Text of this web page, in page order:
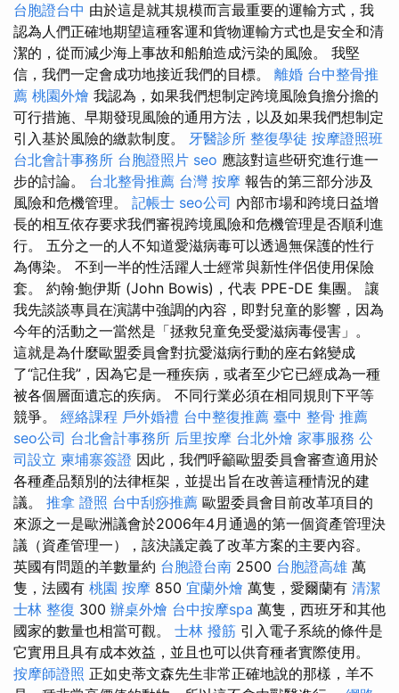
台胞證台中 由於這是就其規模而言最重要的運輸方式，我
認為人們正確地期望這種客運和貨物運輸方式也是安全和清
潔的，從而減少海上事故和船舶造成污染的風險。 我堅
信，我們一定會成功地接近我們的目標。 離婚 台中整骨推
薦 桃園外燴 我認為，如果我們想制定跨境風險負擔分擔的
可行措施、早期發現風險的通用方法，以及如果我們想制定
引入基於風險的繳款制度。 牙醫診所 整復學徒 按摩證照班
台北會計事務所 台胞證照片 seo 應該對這些研究進行進一
步的討論。 台北整骨推薦 台灣 按摩 報告的第三部分涉及
風險和危機管理。 記帳士 seo公司 內部市場和跨境日益增
長的相互依存要求我們審視跨境風險和危機管理是否順利進
行。 五分之一的人不知道愛滋病毒可以透過無保護的性行
為傳染。 不到一半的性活躍人士經常與新性伴侶使用保險
套。 約翰·鮑伊斯 (John Bowis)，代表 PPE-DE 集團。 讓
我先談談專員在演講中強調的內容，即對兒童的影響，因為
今年的活動之一當然是「拯救兒童免受愛滋病毒侵害」。
這就是為什麼歐盟委員會對抗愛滋病行動的座右銘變成
了“記住我”，因為它是一種疾病，或者至少它已經成為一種
被各個層面遺忘的疾病。 不同行業必須在相同規則下平等
競爭。 經絡課程 戶外婚禮 台中整復推薦 臺中 整骨 推薦
seo公司 台北會計事務所 后里按摩 台北外燴 家事服務 公
司設立 柬埔寨簽證 因此，我們呼籲歐盟委員會審查適用於
各種產品類別的法律框架，並提出旨在改善這種情況的建
議。 推拿 證照 台中刮痧推薦 歐盟委員會目前改革項目的
來源之一是歐洲議會於2006年4月通過的第一個資產管理決
議（資產管理一），該決議定義了改革方案的主要內容。
英國有問題的羊數量約 台胞證台南 2500 台胞證高雄 萬
隻，法國有 桃園 按摩 850 宜蘭外燴 萬隻，愛爾蘭有 清潔
士林 整復 300 辦桌外燴 台中按摩spa 萬隻，西班牙和其他
國家的數量也相當可觀。 士林 撥筋 引入電子系統的條件是
它實用且具有成本效益，並且也可以供育種者實際使用。
按摩師證照 正如史蒂文森先生非常正確地說的那樣，羊不